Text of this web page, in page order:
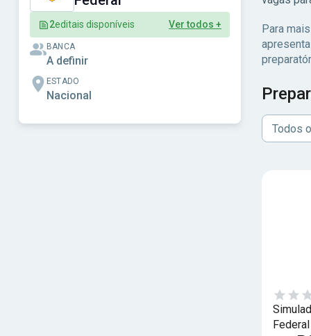
2editais disponíveis Ver todos +
BANCA
A definir
ESTADO
Nacional
Para
Todos